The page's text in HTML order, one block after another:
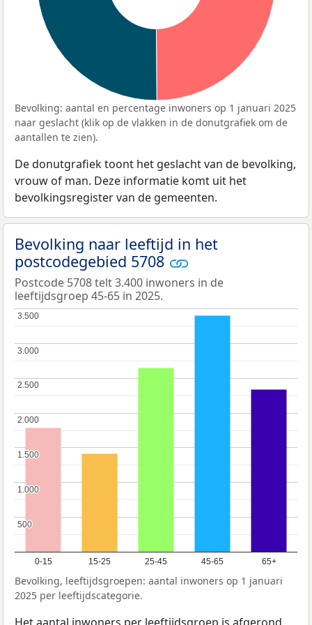
Bevolking: aantal en percentage inwoners op 1 januari 2025
naar geslacht (klik op de vlakken in de donutgrafiek om de
aantallen te zien).
De donutgrafiek toont het geslacht van de bevolking,
vrouw of man. Deze informatie komt uit het
bevolkingsregister van de gemeenten.
Bevolking naar leeftijd in het
postcodegebied 5708
Postcode 5708 telt 3.400 inwoners in de
leeftijdsgroep 45-65 in 2025.
0-15 15-25 25-45 45-65 65+
500
500
1.000
1.000
1.500
1.500
2.000
2.000
2.500
2.500
3.000
3.000
3.500
3.500
Bevolking, leeftijdsgroepen: aantal inwoners op 1 januari
2025 per leeftijdscategorie.